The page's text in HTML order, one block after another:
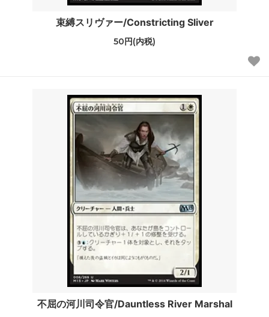
束縛スリヴァー/Constricting Sliver
50円(内税)
不屈の河川司令官/Dauntless River Marshal